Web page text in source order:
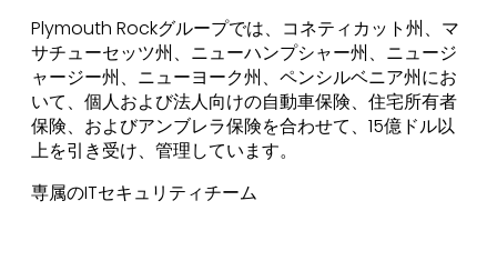
Plymouth Rockグループでは、コネティカット州、マ
サチューセッツ州、ニューハンプシャー州、ニュージ
ャージー州、ニューヨーク州、ペンシルベニア州にお
いて、個人および法人向けの自動車保険、住宅所有者
保険、およびアンブレラ保険を合わせて、15億ドル以
上を引き受け、管理しています。
専属のITセキュリティチーム